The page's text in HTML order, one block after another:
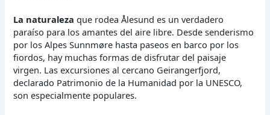
La naturaleza que rodea Ålesund es un verdadero
paraíso para los amantes del aire libre. Desde senderismo
por los Alpes Sunnmøre hasta paseos en barco por los
fiordos, hay muchas formas de disfrutar del paisaje
virgen. Las excursiones al cercano Geirangerfjord,
declarado Patrimonio de la Humanidad por la UNESCO,
son especialmente populares.